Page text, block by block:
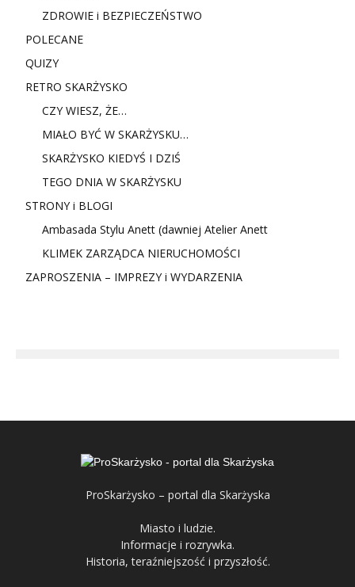
ZDROWIE i BEZPIECZEŃSTWO
POLECANE
QUIZY
RETRO SKARŻYSKO
CZY WIESZ, ŻE…
MIAŁO BYĆ W SKARŻYSKU…
SKARŻYSKO KIEDYŚ I DZIŚ
TEGO DNIA W SKARŻYSKU
STRONY i BLOGI
Ambasada Stylu Anett (dawniej Atelier Anett
KLIMEK ZARZĄDCA NIERUCHOMOŚCI
ZAPROSZENIA – IMPREZY i WYDARZENIA
ProSkarżysko – portal dla Skarżyska
Miasto i ludzie.
Informacje i rozrywka.
Historia, teraźniejszość i przyszłość.